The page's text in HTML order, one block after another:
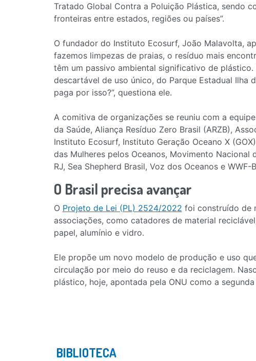
Tratado Global Contra a Poluição Plástica, sendo
fronteiras entre estados, regiões ou países”.
O fundador do Instituto Ecosurf, João Malavolta,
fazemos limpezas de praias, o resíduo mais
têm um passivo ambiental significativo de
descartável de uso único, do Parque Estadual Ilha
paga por isso?”, questiona ele.
A comitiva de organizações se reuniu com a
da Saúde, Aliança Resíduo Zero Brasil (ARZB),
Instituto Ecosurf, Instituto Geração Oceano X
das Mulheres pelos Oceanos, Movimento Nacional
RJ, Sea Shepherd Brasil, Voz dos Oceanos e WWF-
O Brasil precisa avançar
O Projeto de Lei (PL) 2524/2022 foi construído de
associações, como catadores de material
papel, alumínio e vidro.
Ele propõe um novo modelo de produção e uso
circulação por meio do reuso e da reciclagem.
plástico, hoje, apontada pela ONU como a
BIBLIOTECA